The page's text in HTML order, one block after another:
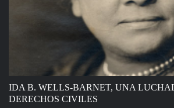
IDA B. WELLS-BARNET, UNA
DERECHOS CIVILES